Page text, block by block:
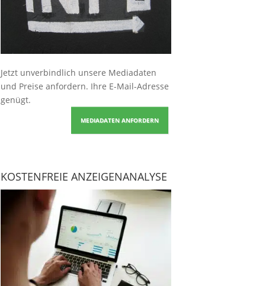
Jetzt unverbindlich unsere Mediadaten
und Preise anfordern. Ihre E-Mail-Adresse
genügt.
MEDIADATEN ANFORDERN
KOSTENFREIE ANZEIGENANALYSE